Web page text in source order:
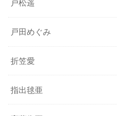
戸松遥
戸田めぐみ
折笠愛
指出毬亜